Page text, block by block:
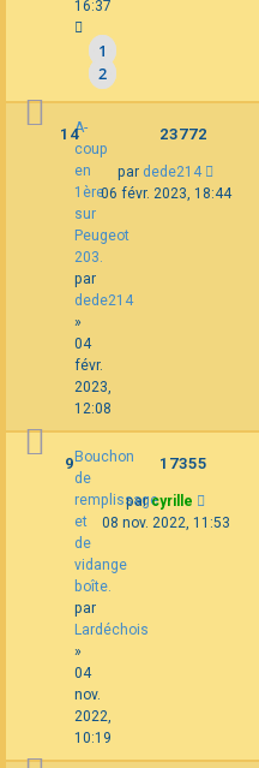
16:37
1
2
A-
coup
en
1ère
sur
Peugeot
203.
par
dede214
»
04
févr.
2023,
12:08
14 23772
par dede214
06 févr. 2023, 18:44
Bouchon
de
remplissage
et
de
vidange
boîte.
par
Lardéchois
»
04
nov.
2022,
10:19
9 17355
parcyrille
08 nov. 2022, 11:53